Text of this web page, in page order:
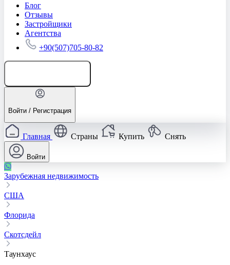
Блог
Отзывы
Застройщики
Агентства
+90(507)705-80-82
Войти / Регистрация
Главная Страны Купить Снять
Войти
Зарубежная недвижимость
США
Флорида
Скотсдейл
Таунхаус